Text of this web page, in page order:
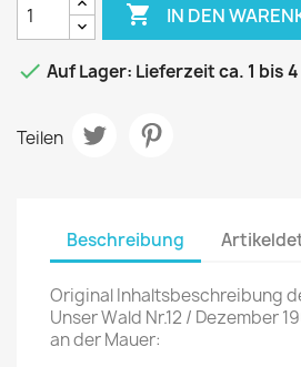
 IN DEN
 Auf Lager: Lieferzeit ca. 1 bis
Teilen
Beschreibung
Original Inhaltsbeschreibung
Unser Wald Nr.12 / Dezember
an der Mauer: